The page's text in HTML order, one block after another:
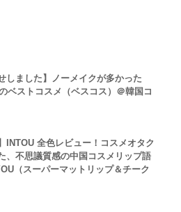
しました】ノーメイクが多かった
ベストコスメ（ベスコス）＠韓国コ
INTOU 全色レビュー！コスメオタク
、不思議質感の中国コスメリップ語
（スーパーマットリップ＆チーク